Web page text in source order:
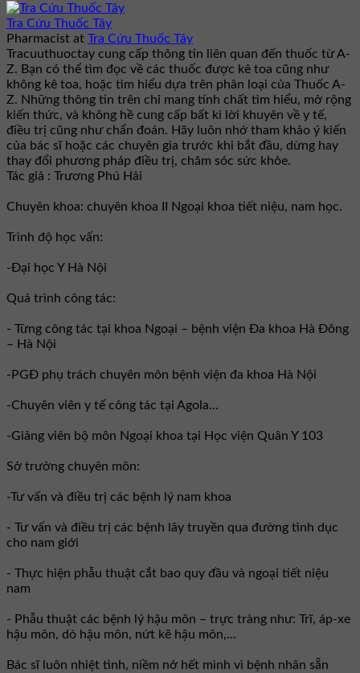
Tra Cứu Thuốc Tây
Pharmacist at Tra Cứu Thuốc Tây
Tracuuthuoctay cung cấp thông tin liên quan đến thuốc từ A-
Z. Bạn có thể tìm đọc về các thuốc được kê toa cũng như
không kê toa, hoặc tìm hiểu dựa trên phân loại của Thuốc A-
Z. Những thông tin trên chỉ mang tính chất tìm hiểu, mở rộng
kiến thức, và không hề cung cấp bất kì lời khuyên về y tế,
điều trị cũng như chẩn đoán. Hãy luôn nhớ tham khảo ý kiến
của bác sĩ hoặc các chuyên gia trước khi bắt đầu, dừng hay
thay đổi phương pháp điều trị, chăm sóc sức khỏe.
Tác giả : Trương Phú Hải
Chuyên khoa: chuyên khoa II Ngoại khoa tiết niệu, nam học.
Trình độ học vấn:
-Đại học Y Hà Nội
Quá trình công tác:
- Từng công tác tại khoa Ngoại – bệnh viện Đa khoa Hà Đông
– Hà Nội
-PGĐ phụ trách chuyên môn bệnh viện đa khoa Hà Nội
-Chuyên viên y tế công tác tại Agola...
-Giảng viên bộ môn Ngoại khoa tại Học viện Quân Y 103
Sở trưởng chuyên môn:
-Tư vấn và điều trị các bệnh lý nam khoa
- Tư vấn và điều trị các bệnh lây truyền qua đường tình dục
cho nam giới
- Thực hiện phẫu thuật cắt bao quy đầu và ngoại tiết niệu
nam
- Phẫu thuật các bệnh lý hậu môn – trực tràng như: Trĩ, áp-xe
hậu môn, dò hậu môn, nứt kẽ hậu môn,...
Bác sĩ luôn nhiệt tình, niềm nở hết mình vì bệnh nhân sẵn